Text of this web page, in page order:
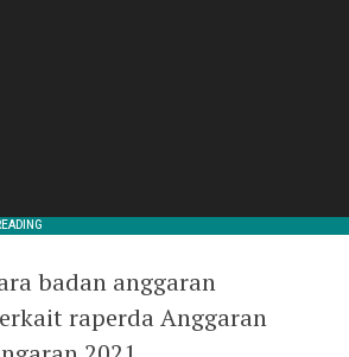
badan anggaran
raperda Anggaran